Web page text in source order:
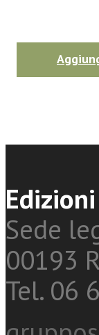
Sede
00193
Tel. 06